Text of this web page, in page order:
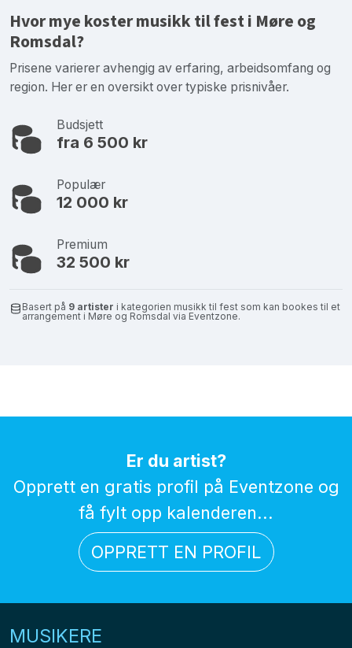
Hvor mye koster musikk til fest i Møre og
Romsdal?
Prisene varierer avhengig av erfaring, arbeidsomfang og
region. Her er en oversikt over typiske prisnivåer.
Budsjett
fra 6 500 kr
Populær
12 000 kr
Premium
32 500 kr
Basert på 9 artister i kategorien musikk til fest som kan bookes til et
arrangement i Møre og Romsdal via Eventzone.
Er du artist?
Opprett en gratis profil på Eventzone og
få fylt opp kalenderen...
OPPRETT EN PROFIL
MUSIKERE